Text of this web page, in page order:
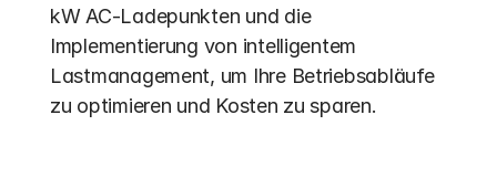
kW AC-Ladepunkten und die
Implementierung von intelligentem
Lastmanagement, um Ihre Betriebsabläufe
zu optimieren und Kosten zu sparen.